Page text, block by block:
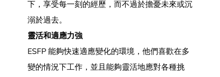
下，享受每一刻的經歷，而不過於擔憂未來或沉
溺於過去。
靈活和適應力強
ESFP 能夠快速適應變化的環境，他們喜歡在多
變的情況下工作，並且能夠靈活地應對各種挑